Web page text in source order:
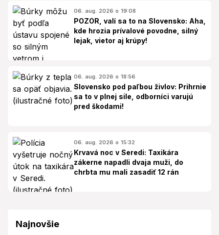
06. aug. 2026 o 19:08
POZOR, valí sa to na Slovensko: Aha,
kde hrozia prívalové povodne, silný
lejak, vietor aj krúpy!
06. aug. 2026 o 18:56
Slovensko pod paľbou živlov: Prihrnie
sa to v plnej sile, odborníci varujú
pred škodami!
06. aug. 2026 o 15:32
Krvavá noc v Seredi: Taxikára
zákerne napadli dvaja muži, do
chrbta mu mali zasadiť 12 rán
Najnovšie